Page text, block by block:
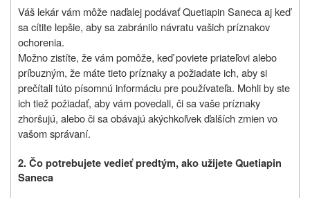
Váš lekár vám môže naďalej podávať Quetiapin Saneca aj keď
sa cítite lepšie, aby sa zabránilo návratu vašich príznakov
ochorenia.
Možno zistíte, že vám pomôže, keď poviete priateľovi alebo
príbuzným, že máte tieto príznaky a požiadate ich, aby si
prečítali túto písomnú informáciu pre používateľa. Mohli by ste
ich tiež požiadať, aby vám povedali, či sa vaše príznaky
zhoršujú, alebo či sa obávajú akýchkoľvek ďalších zmien vo
vašom správaní.
2. Čo potrebujete vedieť predtým, ako užijete Quetiapin
Saneca